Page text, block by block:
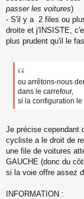
passer les voitures)
- S'il y a 2 files ou
droite et j'INSISTE,
plus prudent qu'il le
ou arrêtons-nous
dans le carrefour,
si la configuration le
Je précise cependant
cycliste a le droit de
une file de voitures
GAUCHE (donc du
si la voie offre assez
INFORMATION :